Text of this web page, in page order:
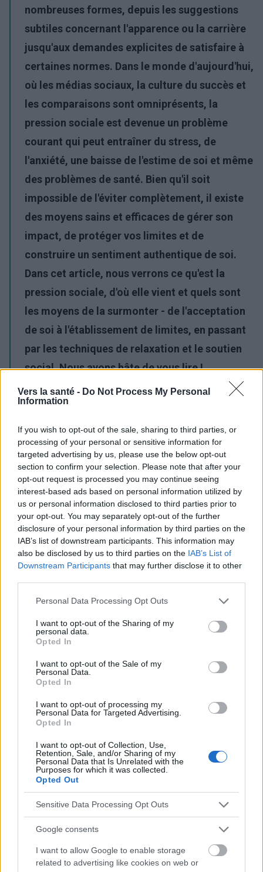
Vers la santé - Do Not Process My Personal
Information
If you wish to opt-out of the sale, sharing to third parties, or
processing of your personal or sensitive information for
targeted advertising by us, please use the below opt-out
section to confirm your selection. Please note that after your
opt-out request is processed you may continue seeing
interest-based ads based on personal information utilized by
us or personal information disclosed to third parties prior to
your opt-out. You may separately opt-out of the further
disclosure of your personal information by third parties on the
IAB’s list of downstream participants. This information may
also be disclosed by us to third parties on the IAB’s List of
Downstream Participants that may further disclose it to other
Please note that this website/app uses one or more Google
not limited to your visit or usage behaviour. You may click to
grant or deny consent to Google and its third-party tags to
use your data for below specified purposes in below Google
consent section.
Personal Data Processing Opt Outs
I want to opt-out of the Sharing of my
personal data.
Opted In
I want to opt-out of the Sale of my
Personal Data.
Opted In
I want to opt-out of processing my
Personal Data for Targeted Advertising.
Opted In
I want to opt-out of Collection, Use,
Retention, Sale, and/or Sharing of my
Personal Data that Is Unrelated with the
Purposes for which it was collected.
Opted Out
Sensitive Data Processing Opt Outs
Google consents
I want to allow Google to enable storage
related to advertising like cookies on web or
nombreuses formes, depuis les suggestions
subtiles concernant l'apparence ou la carrière
jusqu'aux demandes explicites de satisfaire à
certaines normes. Dans le monde d'aujourd'hui,
où les médias sociaux, la culture du succès et
les comparaisons sont omniprésents, la
pression sociale est devenue un problème
courant qui peut entraîner du stress, de
l'anxiété, une baisse de l'estime de soi et même
des problèmes de santé. Bien qu'il soit
impossible de l'éviter complètement, il existe
des moyens sains et efficaces de gérer son
impact, de protéger vos limites et de
construire un sentiment authentique de soi.
Dans cet article, nous verrons ce qu'est la
pression sociale, d'où elle vient et quels sont
les moyens de la surmonter - de l'acceptation
de soi à l'établissement de limites, en passant
par les techniques de relaxation et le soutien
social. Nous avons hâte de vous lire !
Publicité:
nous sur
News
Sujets Acceptation de soi Auto-évaluation
La pression sociale Les priorités Méditation
Pleine conscience
Stress Techniques de relaxation Thérapie
Voir aussi en english deutsch español polskim